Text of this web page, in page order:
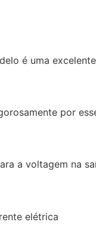
é uma
por
a voltagem na
elétrica